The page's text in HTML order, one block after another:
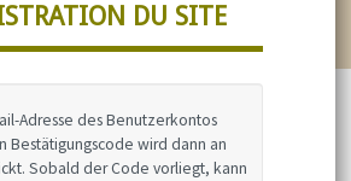
DU SITE
Adresse des Benutzerkontos
Bestätigungscode wird dann an
Sobald der Code vorliegt, kann